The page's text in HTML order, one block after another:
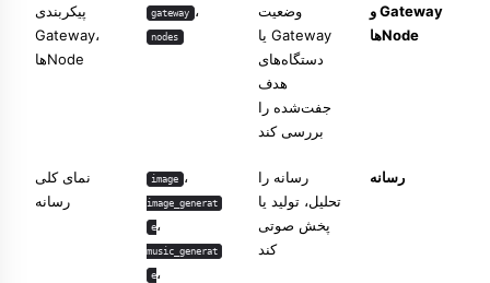
Gateway و
Nodeها
وضعیت
Gateway یا
دستگاه‌های
هدف
جفت‌شده را
بررسی کند
gateway ،
nodes
پیکربندی
Gateway،
Nodeها
رسانه
رسانه را
تحلیل، تولید یا
پخش صوتی
کند
image ،
image_generat
e،
music_generat
e،
نمای کلی
رسانه